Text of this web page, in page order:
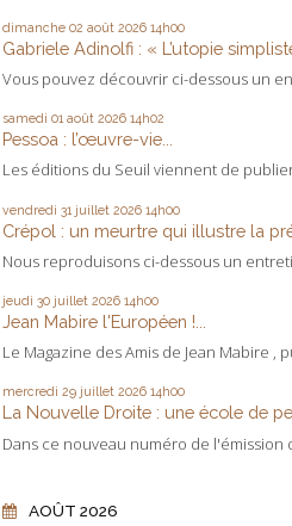
dimanche 02 août 2026 14h00
Gabriele Adinolfi : « L’utopie simpliste
Vous pouvez découvrir ci-dessous un
samedi 01 août 2026 14h02
Pessoa : l’œuvre-vie...
Les éditions du Seuil viennent de
vendredi 31 juillet 2026 14h00
Crépol : un meurtre qui illustre la
Nous reproduisons ci-dessous un
jeudi 30 juillet 2026 14h00
Jean Mabire l'Européen !...
Le Magazine des Amis de Jean Mabire ,
mercredi 29 juillet 2026 14h00
La Nouvelle Droite : une école de
Dans ce nouveau numéro de l'émission
AOÛT 2026